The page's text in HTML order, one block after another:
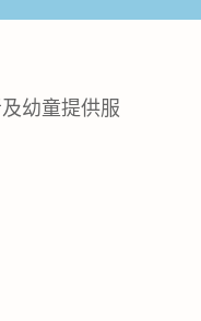
幼童提供服